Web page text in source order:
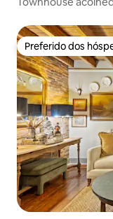
Preferido dos
Preferido dos